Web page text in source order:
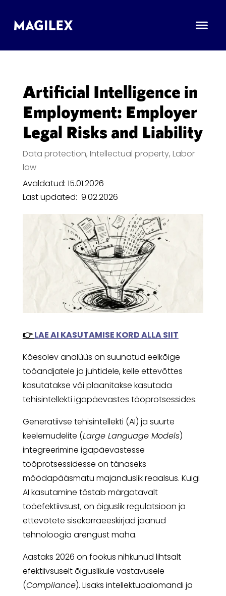
Artificial Intelligence in
Employment: Employer
Legal Risks and Liability
Data protection, Intellectual property, Labor
law
Avaldatud: 15.01.2026
Last updated: 9.02.2026
👉LAE AI KASUTAMISE KORD ALLA SIIT
Käesolev analüüs on suunatud eelkõige
tööandjatele ja juhtidele, kelle ettevõttes
kasutatakse või plaanitakse kasutada
tehisintellekti igapäevastes tööprotsessides.
Generatiivse tehisintellekti (AI) ja suurte
keelemudelite (Large Language Models)
integreerimine igapäevastesse
tööprotsessidesse on tänaseks
möödapääsmatu majanduslik reaalsus. Kuigi
AI kasutamine tõstab märgatavalt
tööefektiivsust, on õiguslik regulatsioon ja
ettevõtete sisekorraeeskirjad jäänud
tehnoloogia arengust maha.
Aastaks 2026 on fookus nihkunud lihtsalt
efektiivsuselt õiguslikule vastavusele
(Compliance). Lisaks intellektuaalomandi ja